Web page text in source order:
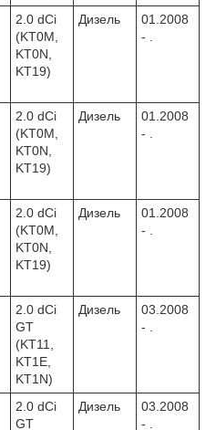
2.0 dCi
(KT0M,
KT0N,
KT19)
Дизель
01.2008
- .
2.0 dCi
(KT0M,
KT0N,
KT19)
Дизель
01.2008
- .
2.0 dCi
(KT0M,
KT0N,
KT19)
Дизель
01.2008
- .
2.0 dCi
GT
(KT11,
KT1E,
KT1N)
Дизель
03.2008
- .
2.0 dCi
GT
Дизель
03.2008
- .